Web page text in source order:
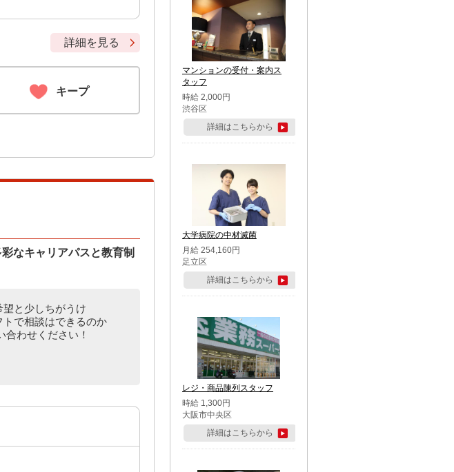
詳細を見る
キープ
なキャリアパスと教育制
望と少しちがうけ
で相談はできるのか
合わせください！
マンションの受付・案内ス
タッフ
時給 2,000円
渋谷区
詳細はこちらから
大学病院の中材滅菌
月給 254,160円
足立区
詳細はこちらから
レジ・商品陳列スタッフ
時給 1,300円
大阪市中央区
詳細はこちらから